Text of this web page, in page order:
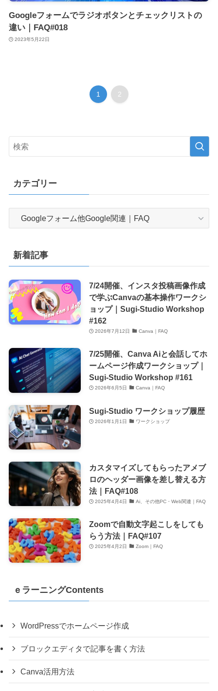
Googleフォームでラジオボタンとチェックリストの
違い｜FAQ#018
2023年5月22日
1 2
カテゴリー
リ
ー
新着記事
7/24開催、インスタ投稿画像作成
で学ぶCanvaの基本操作ワークシ
ョップ｜Sugi-Studio Workshop
#162
2026年7月12日 Canva｜FAQ
7/25開催、Canva Aiと会話してホ
ームページ作成ワークショップ｜
Sugi-Studio Workshop #161
2026年6月5日 Canva｜FAQ
Sugi-Studio ワークショップ履歴
2026年1月1日 ワークショップ
カスタマイズしてもらったアメブ
ロのヘッダー画像を差し替える方
法｜FAQ#108
2025年4月4日 Ai、その他PC・Web関連｜FAQ
Zoomで自動文字起こしをしても
らう方法｜FAQ#107
2025年4月2日 Zoom｜FAQ
ｅラーニングContents
WordPressでホームページ作成
ブロックエディタで記事を書く方法
Canva活用方法